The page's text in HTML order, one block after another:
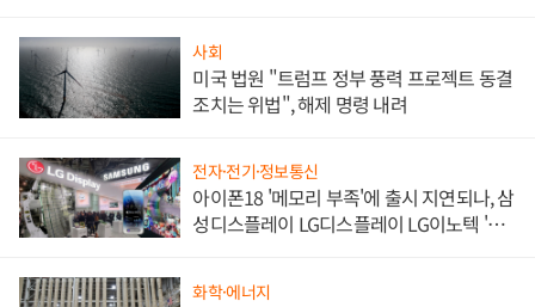
사회
미국 법원 "트럼프 정부 풍력 프로젝트 동결
조치는 위법", 해제 명령 내려
전자·전기·정보통신
아이폰18 '메모리 부족'에 출시 지연되나, 삼
성디스플레이 LG디스플레이 LG이노텍 '탈
화학·에너지